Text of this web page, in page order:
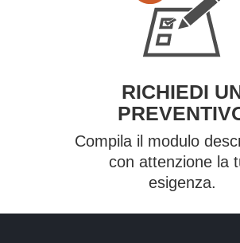
RICHIEDI
Compila il modulo
con attenzione la
esigenza.